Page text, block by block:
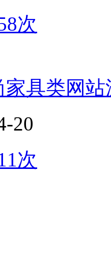
次
具类网站
20
次